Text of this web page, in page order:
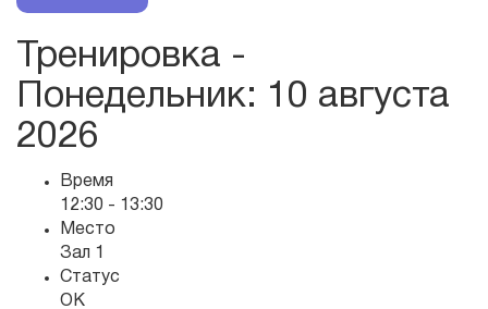
Тренировка -
Понедельник: 10 августа
2026
Время
12:30 - 13:30
Место
Зал 1
Статус
OK